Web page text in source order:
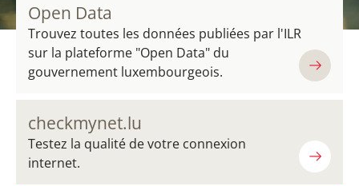
Open Data
Trouvez toutes les données publiées par l'ILR
sur la plateforme "Open Data" du
gouvernement luxembourgeois.
checkmynet.lu
Testez la qualité de votre connexion
internet.